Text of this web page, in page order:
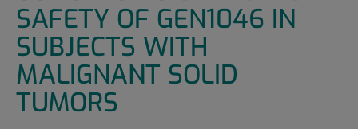
SAFETY OF GEN1046 IN
SUBJECTS WITH
MALIGNANT SOLID
TUMORS